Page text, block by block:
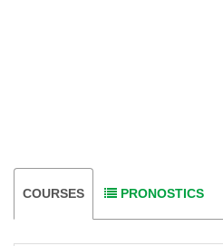
COURSES PRONOSTICS